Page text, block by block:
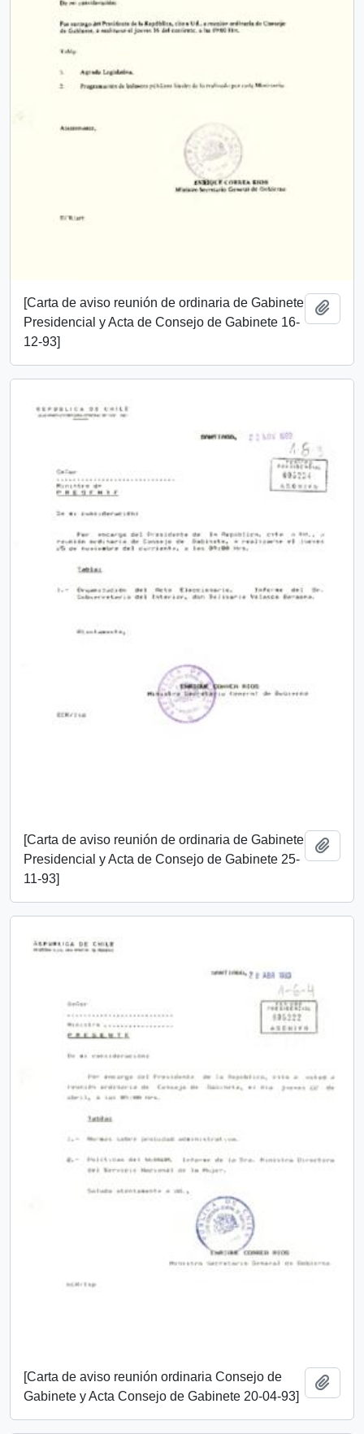
[Carta de aviso reunión de ordinaria de Gabinete
Presidencial y Acta de Consejo de Gabinete 16-
12-93]
[Carta de aviso reunión de ordinaria de Gabinete
Presidencial y Acta de Consejo de Gabinete 25-
11-93]
[Carta de aviso reunión ordinaria Consejo de
Gabinete y Acta Consejo de Gabinete 20-04-93]